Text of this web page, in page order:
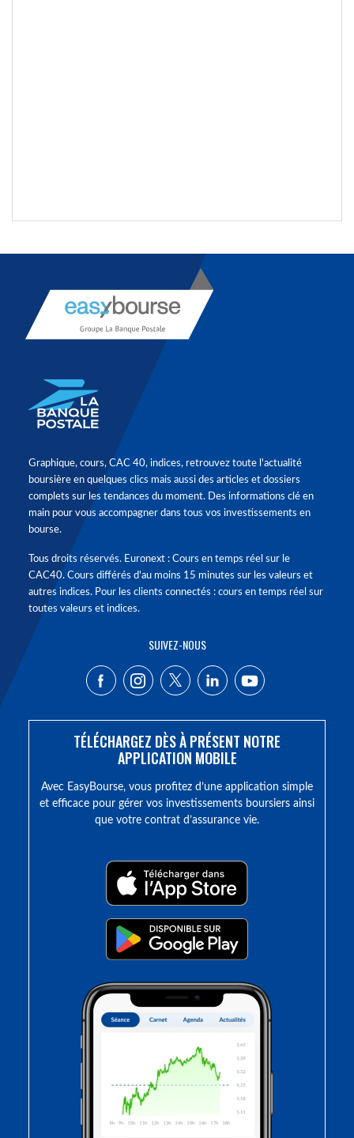
Graphique, cours, CAC 40, indices, retrouvez toute l'actualité
boursière en quelques clics mais aussi des articles et dossiers
complets sur les tendances du moment. Des informations clé en
main pour vous accompagner dans tous vos investissements en
bourse.
Tous droits réservés. Euronext : Cours en temps réel sur le
CAC40. Cours différés d'au moins 15 minutes sur les valeurs et
autres indices. Pour les clients connectés : cours en temps réel sur
toutes valeurs et indices.
SUIVEZ-NOUS
TÉLÉCHARGEZ DÈS À PRÉSENT NOTRE
APPLICATION MOBILE
Avec EasyBourse, vous profitez d’une application simple
et efficace pour gérer vos investissements boursiers ainsi
que votre contrat d’assurance vie.